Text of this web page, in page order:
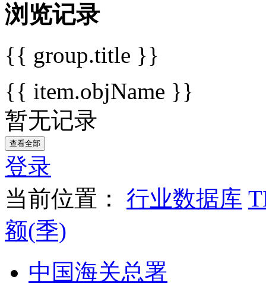
浏览记录
{{ group.title }}
{{ item.objName }}
暂无记录
查看全部
登录
当前位置：
行业数据库
额(季)
中国海关总署